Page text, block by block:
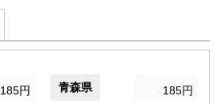
185円 青森県 185円